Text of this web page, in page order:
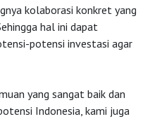
kolaborasi konkret yang
hal ini dapat
potensi investasi agar
yang sangat baik dan
Indonesia, kami juga